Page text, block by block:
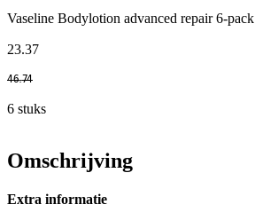
Vaseline Bodylotion advanced repair 6-pack
23.37
46.74
6 stuks
Omschrijving
Extra informatie